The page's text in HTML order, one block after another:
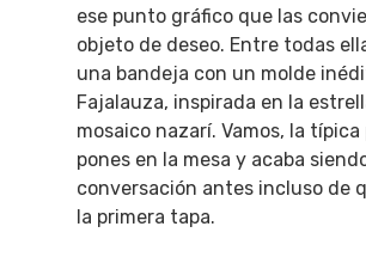
ese punto gráfico que las
objeto de deseo. Entre todas
una bandeja con un molde
Fajalauza, inspirada en la
mosaico nazarí. Vamos, la
pones en la mesa y acaba
conversación antes incluso de
la primera tapa.